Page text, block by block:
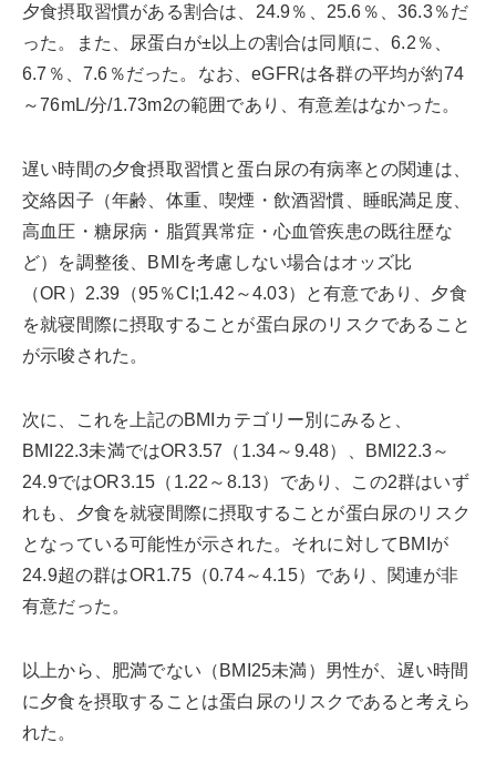
夕食摂取習慣がある割合は、24.9％、25.6％、36.3％だ
った。また、尿蛋白が±以上の割合は同順に、6.2％、
6.7％、7.6％だった。なお、eGFRは各群の平均が約74
～76mL/分/1.73m2の範囲であり、有意差はなかった。
遅い時間の夕食摂取習慣と蛋白尿の有病率との関連は、
交絡因子（年齢、体重、喫煙・飲酒習慣、睡眠満足度、
高血圧・糖尿病・脂質異常症・心血管疾患の既往歴な
ど）を調整後、BMIを考慮しない場合はオッズ比
（OR）2.39（95％CI;1.42～4.03）と有意であり、夕食
を就寝間際に摂取することが蛋白尿のリスクであること
が示唆された。
次に、これを上記のBMIカテゴリー別にみると、
BMI22.3未満ではOR3.57（1.34～9.48）、BMI22.3～
24.9ではOR3.15（1.22～8.13）であり、この2群はいず
れも、夕食を就寝間際に摂取することが蛋白尿のリスク
となっている可能性が示された。それに対してBMIが
24.9超の群はOR1.75（0.74～4.15）であり、関連が非
有意だった。
以上から、肥満でない（BMI25未満）男性が、遅い時間
に夕食を摂取することは蛋白尿のリスクであると考えら
れた。